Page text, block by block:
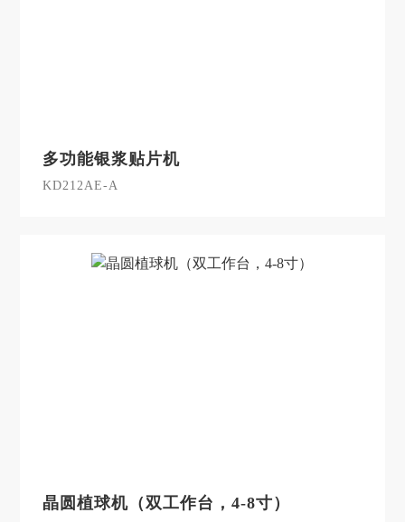
多功能银浆贴片机
KD212AE-A
晶圆植球机（双工作台，4-8寸）